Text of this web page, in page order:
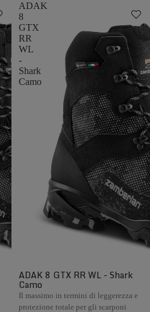
ADAK
8
GTX
RR
WL
-
Shark
Camo
ADAK 8 GTX RR WL - Shark
Camo
Il massimo in termini di leggerezza e
protezione totale per gli scarponi